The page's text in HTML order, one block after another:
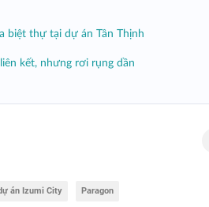
biệt thự tại dự án Tân Thịnh
kết, nhưng rơi rụng dần
án Izumi City Paragon